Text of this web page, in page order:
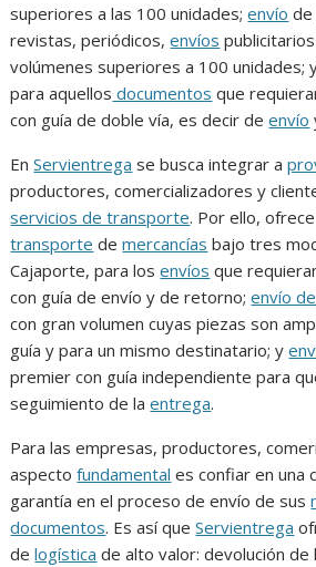
superiores a las 100 unidades;envío de
revistas, periódicos,envíos
volúmenes superiores a 100 unidades;
para aquellos documentos que
con guía de doble vía, es decir deenvío
EnServientrega se busca integrar a
productores, comercializadores y
servicios de transporte. Por ello,
transporte demercancías bajo tres
Cajaporte, para losenvíos que
con guía de envío y de retorno;envío
con gran volumen cuyas piezas son
guía y para un mismo destinatario; y
premier con guía independiente para
seguimiento de laentrega.
Para las empresas, productores,
aspectofundamental es confiar en una
garantía en el proceso de envío de sus
documentos. Es así queServientrega
delogística de alto valor: devolución